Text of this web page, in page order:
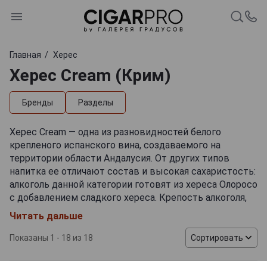
Главная Херес
Херес Cream (Крим)
Бренды Разделы
Херес Cream — одна из разновидностей белого
крепленого испанского вина, создаваемого на
территории области Андалусия. От других типов
напитка ее отличают состав и высокая сахаристость:
алкоголь данной категории готовят из хереса Олоросо
с добавлением сладкого хереса. Крепость алкоголя,
который редко подвергается долгой выдержке,
варьируется от 17 до 20%.
Высококачественный херес Крим демонстрирует
Читать дальше
Показаны 1 - 18 из 18 Сортировать